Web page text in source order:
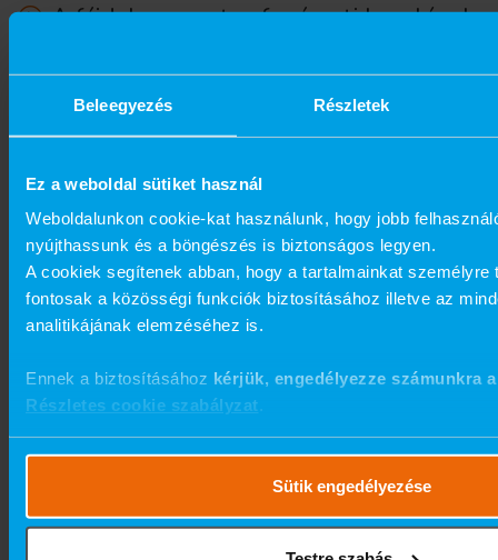
Beleegyezés Részletek
Ez a weboldal sütiket használ
Weboldalunkon cookie-kat használunk, hogy jobb
nyújthassunk és a böngészés is biztonságos legyen.
A cookiek segítenek abban, hogy a tartalmainkat személyre
fontosak a közösségi funkciók biztosításához illetve az
analitikájának elemzéséhez is.
Ennek a biztosításához kérjük, engedélyezze számunkra
Részletes cookie szabályzat.
Sütik engedélyezése
A fájdalommentes fogászati kezelések
Már 10 helyszínen - Budapesten,
Szegeden és Kecskeméten is megtalál
minket
Rendelőink több díjat is elnyertek
A MindentMent Fogászat az
referencia rendelője
Több ezer elégedett és visszatérő
ügyfelünk van
tartoznak